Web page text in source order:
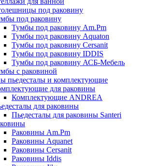
под раковину
под раковину
Тумбы под раковину Am.Pm
Тумбы под раковину Aquaton
Тумбы под раковину Cersanit
Тумбы под раковину IDDIS
Тумбы под раковину АСБ-Мебель
с раковиной
пьедесталы и комплектующие
для раковины
Комплектующие ANDREA
для раковины
Пьедесталы для раковины Santeri
Раковины Am.Pm
Раковины Aquanet
Раковины Cersanit
Раковины Iddis